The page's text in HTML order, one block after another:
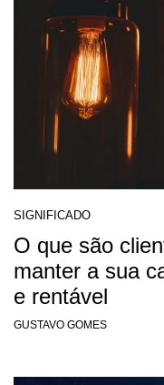
SIGNIFICADO
O que são
manter a sua
e rentável
GUSTAVO GOMES